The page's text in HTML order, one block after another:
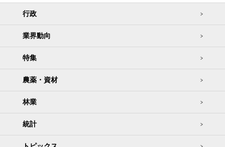
行政
業界動向
特集
農薬・資材
林業
統計